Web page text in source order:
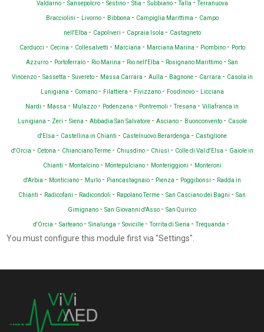
Valdarno - Sansepolcro - Sestino - Stia - Subbiano -Talla -Terranuova
Bracciolini - Livorno - Bibbona - Campiglia Marittima - Campo
nell'Elba - Capoliveri - Capraia Isola - Castagneto
Carducci - Cecina - Collesalvetti - Marciana - Marciana Marina - Piombino - Porto
Azzurro - Portoferraio - Rio Marina - Rio nell'Elba - Rosignano Marittimo - San
Vincenzo - Sassetta - Suvereto - Massa Carrara - Aulla - Bagnone - Carrara - Casola in
Lunigiana - Comano - Filattiera - Fivizzano - Fosdinovo - Licciana
Nardi - Massa - Mulazzo - Podenzana - Pontremoli -Tresana - Villafranca in
Lunigiana - Zeri - Siena - Abbadia San Salvatore - Asciano - Buonconvento - Casole
d'Elsa - Castellina in Chianti - Castelnuovo Berardenga - Castiglione
d'Orcia - Cetona - Chianciano Terme - Chiusdino - Chiusi - Colle di Val d'Elsa - Gaiole in
Chianti - Montalcino - Montepulciano - Monteriggioni - Monteroni
d'Arbia - Monticiano - Murlo - Piancastagnaio - Pienza - Poggibonsi - Radda in
Chianti - Radicofani - Radicondoli - Rapolano Terme - San Casciano dei Bagni - San
Gimignano - San Giovanni d'Asso - San Quirico
d'Orcia - Sarteano - Sinalunga - Sovicille -Torrita di Siena -Trequanda -
You must configure this module first via "Settings".